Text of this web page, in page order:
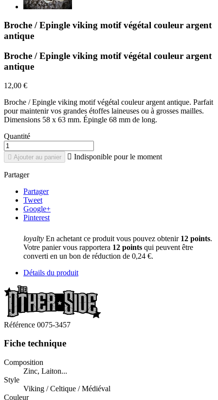
Broche / Epingle viking motif végétal couleur argent
antique
Broche / Epingle viking motif végétal couleur argent
antique
12,00 €
Broche / Epingle viking motif végétal couleur argent antique. Parfait
pour maintenir vos grandes étoffes laineuses ou à grosses mailles.
Dimensions 58 x 63 mm. Épingle 68 mm de long.
Quantité
 Ajouter au panier  Indisponible pour le moment
Partager
Partager
Tweet
Google+
Pinterest
loyalty En achetant ce produit vous pouvez obtenir 12 points.
Votre panier vous rapportera 12 points qui peuvent être
converti en un bon de réduction de 0,24 €.
Détails du produit
Référence 0075-3457
Fiche technique
Composition
Zinc, Laiton...
Style
Viking / Celtique / Médiéval
Couleur